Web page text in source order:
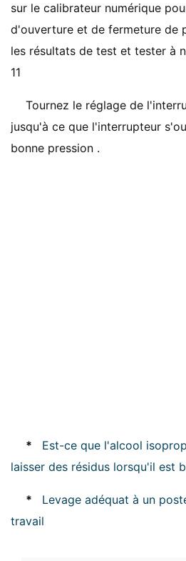
sur le calibrateur numérique
d'ouverture et de fermeture de
les résultats de test et tester à
11
Tournez le réglage de
jusqu'à ce que l'interrupteur
bonne pression .
*
Est-ce que l'alcool
laisser des résidus lorsqu'il est
*
Levage adéquat à un
travail